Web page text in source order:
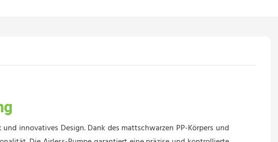
innovatives Design. Dank des mattschwarzen PP-Körpers und